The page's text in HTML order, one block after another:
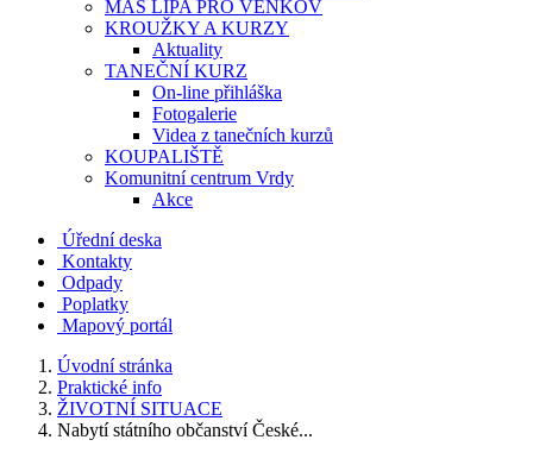
MAS LÍPA PRO VENKOV
KROUŽKY A KURZY
Aktuality
TANEČNÍ KURZ
On-line přihláška
Fotogalerie
Videa z tanečních kurzů
KOUPALIŠTĚ
Komunitní centrum Vrdy
Akce
Úřední deska
Kontakty
Odpady
Poplatky
Mapový portál
Úvodní stránka
Praktické info
ŽIVOTNÍ SITUACE
Nabytí státního občanství České...